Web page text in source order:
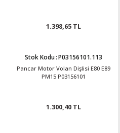
1.398,65 TL
Stok Kodu:P03156101.113
Pancar Motor Volan Dişlisi E80 E89
PM15 P03156101
1.300,40 TL